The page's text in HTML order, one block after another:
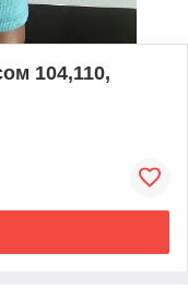
104,110,